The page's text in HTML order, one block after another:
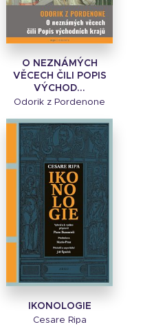
O NEZNÁMÝCH
VĚCECH ČILI POPIS
VÝCHOD...
Odorik z Pordenone
IKONOLOGIE
Cesare Ripa